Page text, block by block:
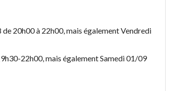
20h00 à 22h00, mais également Vendredi
22h00, mais également Samedi 01/09